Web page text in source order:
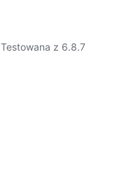
Testowana z 6.8.7